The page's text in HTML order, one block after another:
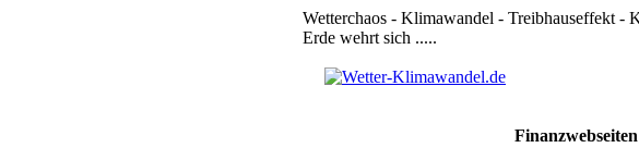
Wetterchaos - Klimawandel - Treibhauseffekt -
Erde wehrt sich .....
Finanzwebseiten